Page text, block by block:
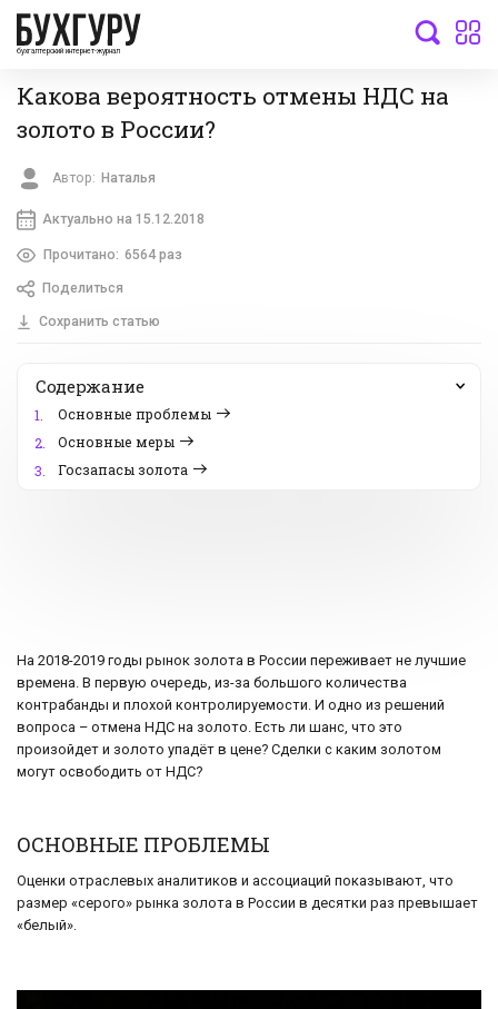
бухгалтерский интернет-журнал
Какова вероятность отмены НДС на
золото в России?
Автор: Наталья
Актуально на 15.12.2018
Прочитано: 6564 раз
Поделиться
Сохранить статью
Содержание
1.
Основные проблемы
2.
Основные меры
3.
Госзапасы золота
На 2018-2019 годы рынок золота в России переживает не лучшие
времена. В первую очередь, из-за большого количества
контрабанды и плохой контролируемости. И одно из решений
вопроса – отмена НДС на золото. Есть ли шанс, что это
произойдет и золото упадёт в цене? Сделки с каким золотом
могут освободить от НДС?
ОСНОВНЫЕ ПРОБЛЕМЫ
Оценки отраслевых аналитиков и ассоциаций показывают, что
размер «серого» рынка золота в России в десятки раз превышает
«белый».